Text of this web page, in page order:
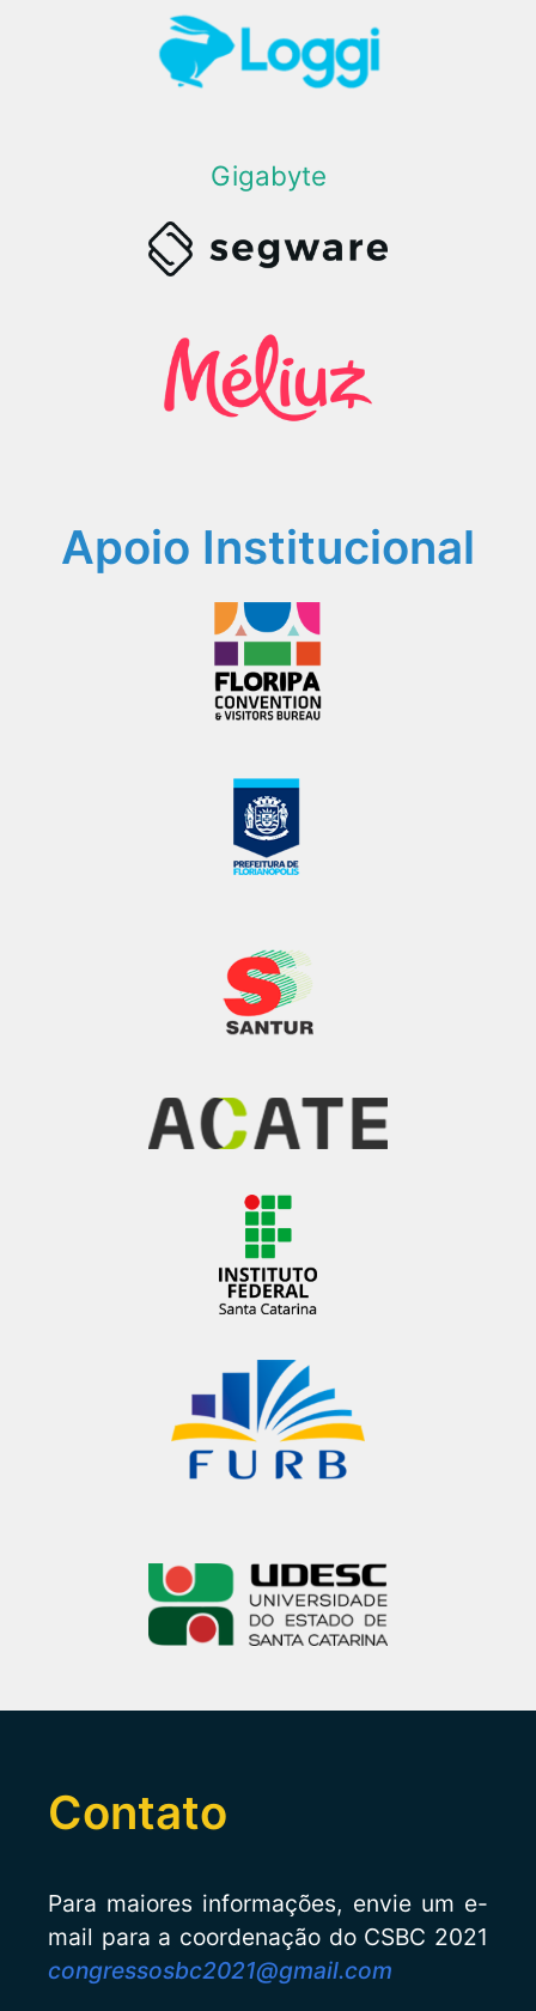
Gigabyte
Apoio Institucional
Contato
Para maiores informações, envie um e-
mail para a coordenação do CSBC 2021
congressosbc2021@gmail.com